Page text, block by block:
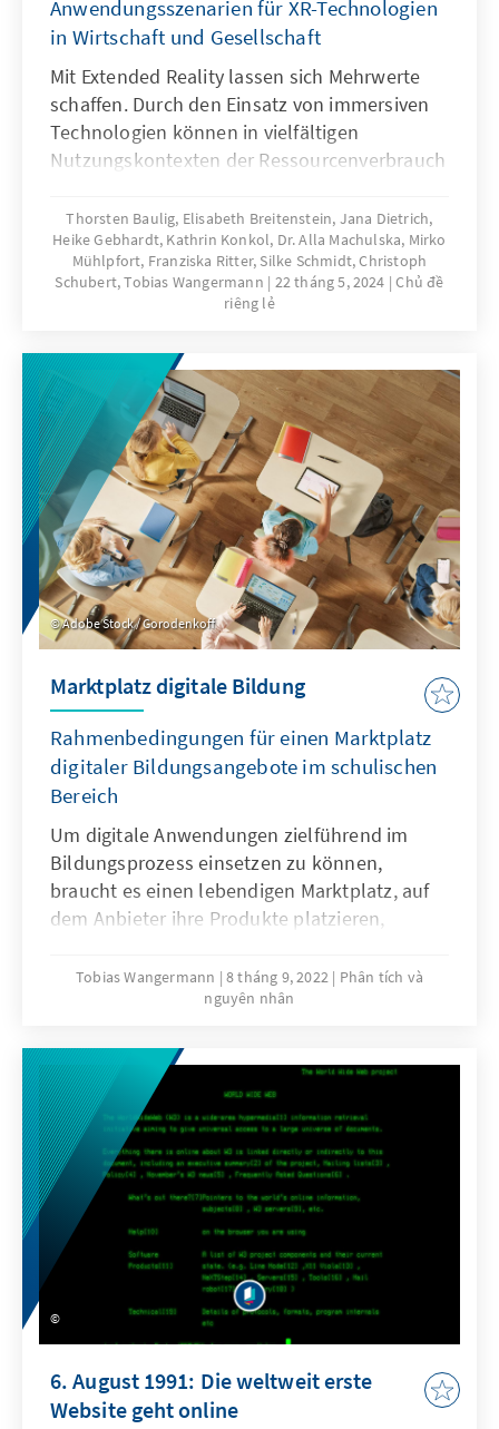
Anwendungsszenarien für XR-Technologien
in Wirtschaft und Gesellschaft
Mit Extended Reality lassen sich Mehrwerte
schaffen. Durch den Einsatz von immersiven
Technologien können in vielfältigen
Nutzungskontexten der Ressourcenverbrauch
Anschaulichkeit vergrößert werden. Unsere
Publikation zeigt, wie dies bereits in der
Industrie, in der Bildung, in der Stadtplanung,
im Gesundheitswesen oder in der Kultur
entwickelt und nutzt, muss der Zugang zu
virtuellen Umgebungen erleichtert, der
Aufbau von Kompetenzen ermöglicht und der
Zugang zu den relevanten Daten gefördert
werden.
Thorsten Baulig, Elisabeth Breitenstein, Jana Dietrich,
Heike Gebhardt, Kathrin Konkol, Dr. Alla Machulska, Mirko
Mühlpfort, Franziska Ritter, Silke Schmidt, Christoph
Schubert, Tobias Wangermann
22 tháng 5, 2024 Chủ đề
riêng lẻ
Adobe Stock / Gorodenkoff
Marktplatz digitale Bildung
Rahmenbedingungen für einen Marktplatz
digitaler Bildungsangebote im schulischen
Bereich
Um digitale Anwendungen zielführend im
Bildungsprozess einsetzen zu können,
braucht es einen lebendigen Marktplatz, auf
dem Anbieter ihre Produkte platzieren,
Innovationen skalieren können. Die
Rahmenbedingungen dafür werden von
Erfahrungen in der Praxis zeigen: es gibt an
unterschiedlichen Stellen Handlungsbedarf,
um notwendige Voraussetzungen zu schaffen,
Prozesse anzupassen, Verantwortungen und
Standards zu definieren.
Tobias Wangermann 8 tháng 9, 2022
Phân tích và
nguyên nhân
6. August 1991: Die weltweit erste
Website geht online